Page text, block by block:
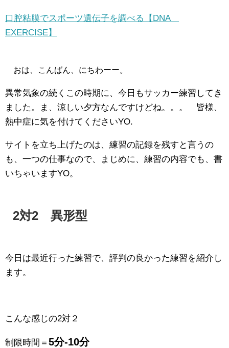
口腔粘膜でスポーツ遺伝子を調べる【DNA
EXERCISE】
おは、こんばん、にちわーー。
異常気象の続くこの時期に、今日もサッカー練習してき
ました。ま、涼しい夕方なんですけどね。。。 皆様、
熱中症に気を付けてくださいYO.
サイトを立ち上げたのは、練習の記録を残すと言うの
も、一つの仕事なので、まじめに、練習の内容でも、書
いちゃいますYO。
2対2 異形型
今日は最近行った練習で、評判の良かった練習を紹介し
ます。
こんな感じの2対２
制限時間＝ 5分-10分